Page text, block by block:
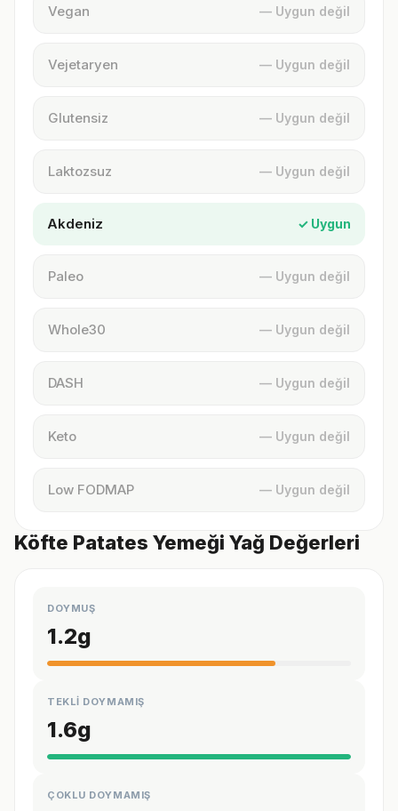
Vegan — Uygun değil
Vejetaryen — Uygun değil
Glutensiz — Uygun değil
Laktozsuz — Uygun değil
Akdeniz ✓ Uygun
Paleo — Uygun değil
Whole30 — Uygun değil
DASH — Uygun değil
Keto — Uygun değil
Low FODMAP — Uygun değil
Köfte Patates Yemeği Yağ Değerleri
DOYMUŞ
1.2g
TEKLİ DOYMAMIŞ
1.6g
ÇOKLU DOYMAMIŞ